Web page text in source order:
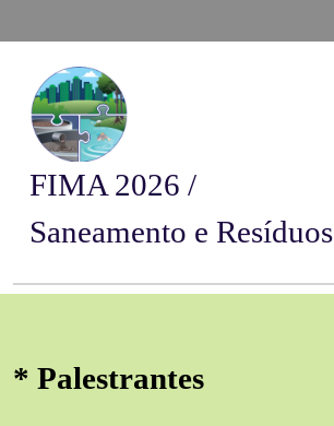
FIMA 2026 /
Saneamento e Resíduos
* Palestrantes